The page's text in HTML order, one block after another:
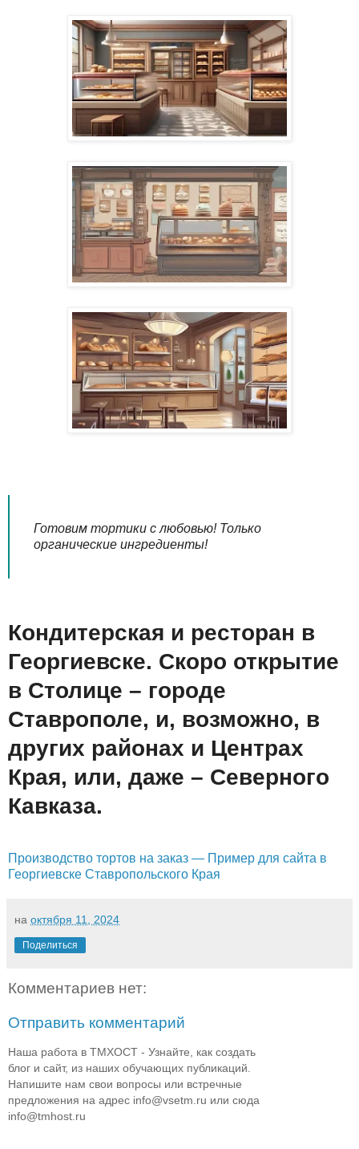
Готовим тортики с любовью! Только
органические ингредиенты!
Кондитерская и ресторан в
Георгиевске. Скоро открытие
в Столице – городе
Ставрополе, и, возможно, в
других районах и Центрах
Края, или, даже – Северного
Кавказа.
Производство тортов на заказ — Пример для сайта в
Георгиевске Ставропольского Края
на октября 11, 2024
Поделиться
Комментариев нет:
Отправить комментарий
Наша работа в ТМХОСТ - Узнайте, как создать
блог и сайт, из наших обучающих публикаций.
Напишите нам свои вопросы или встречные
предложения на адрес info@vsetm.ru или сюда
info@tmhost.ru